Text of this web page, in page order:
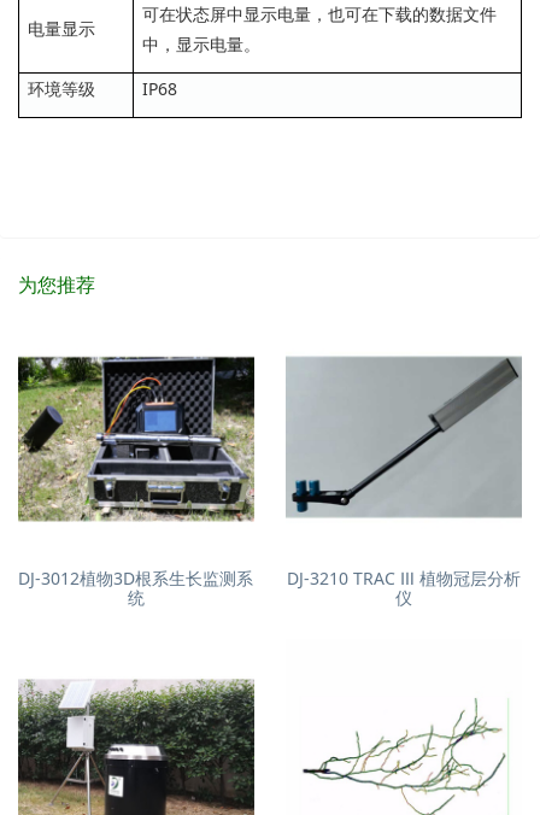
电量显示
可在状态屏中显示电量，也可在下载的数据文件
中，显示电量。
环境等级
IP68
为您推荐
DJ-3012植物3D根系生长监测系
统
DJ-3210 TRAC Ⅲ 植物冠层分析
仪